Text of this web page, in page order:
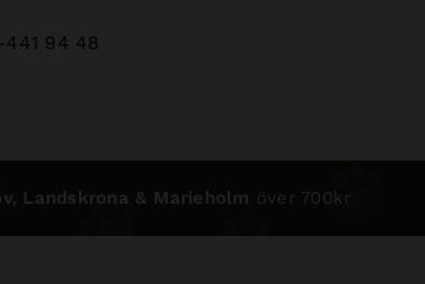
94 48
Landskrona & Marieholm över 700kr